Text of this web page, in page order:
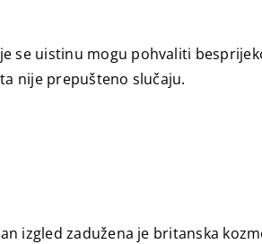
se uistinu mogu pohvaliti
nije prepušteno slučaju.
izgled zadužena je britanska